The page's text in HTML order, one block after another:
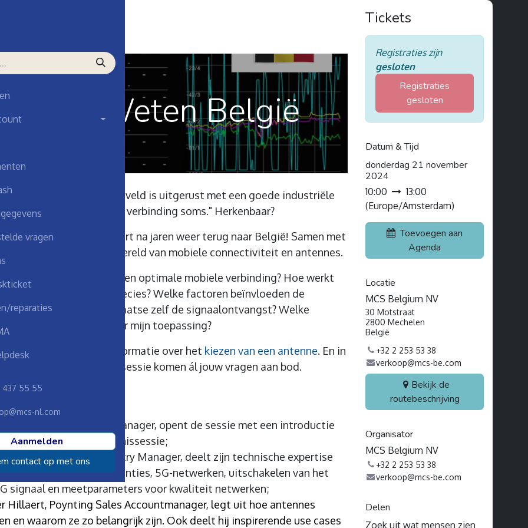
vragen
reparaties
437 55 55
nl.com
Aanmelden
contact op met ons
evenementen
is Weten België
of installatie in het veld is uitgerust met een goede industriële
gateway. Toch hapert de verbinding soms." Herkenbaar?
kennissessie keert na jaren weer terug naar België! Samen met
nemen we je mee in de wereld van mobiele connectiviteit en antennes.
je de meest stabiele en optimale mobiele verbinding? Hoe werkt
of 5G-netwerk nou precies? Welke factoren beïnvloeden de
Hoe meet je ter plaatse zelf de signaalontvangst? Welke
is het meest geschikt voor mijn toepassing?
website vind je al veel informatie over het kiezen van een antenne. En in
terugkerende kennissessie komen ál jouw vragen aan bod.
Bruwier, MCS Accountmanager, opent de sessie met een introductie
MCS en begeleidt de kennissessie;
Philippe Aerts, MCS Country Manager, deelt zijn technische expertise
radiospectrum, frequenties, 5G-netwerken, uitschakelen van het
signaal en meetparameters voor kwaliteit netwerken;
Hillaert, Poynting Sales Accountmanager, legt uit hoe antennes
en waarom ze zo belangrijk zijn. Ook deelt hij inspirerende use cases
Tickets
Registraties zijn
gesloten
Registraties
gesloten
Datum & Tijd
donderdag 21 november
2024
10:00
13:00
(Europe/Amsterdam)
Toevoegen aan
Agenda
Locatie
MCS Belgium NV
30 Motstraat
2800 Mechelen
België
+32 2 253 53 38
verkoop@mcs-be.com
Bekijk de
routebeschrijving
Organisator
MCS Belgium NV
+32 2 253 53 38
verkoop@mcs-be.com
Delen
Zoek uit wat mensen zien